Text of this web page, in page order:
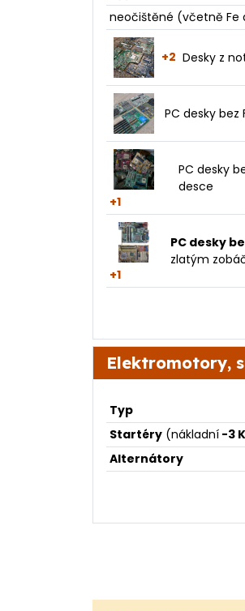
neočištěné (včetně Fe
+2 Desky z
PC desky
+1
PC desky
desce
+1
PC desky
zlatým
Elektromotory,
Typ
Startéry (nákladní -3
Alternátory